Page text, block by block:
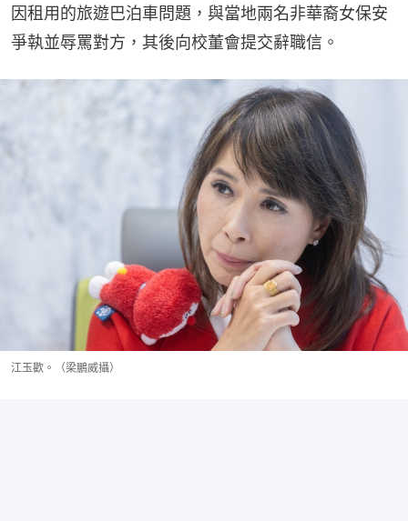
因租用的旅遊巴泊車問題，與當地兩名非華裔女保安
爭執並辱罵對方，其後向校董會提交辭職信。
江玉歡。（梁鵬威攝）